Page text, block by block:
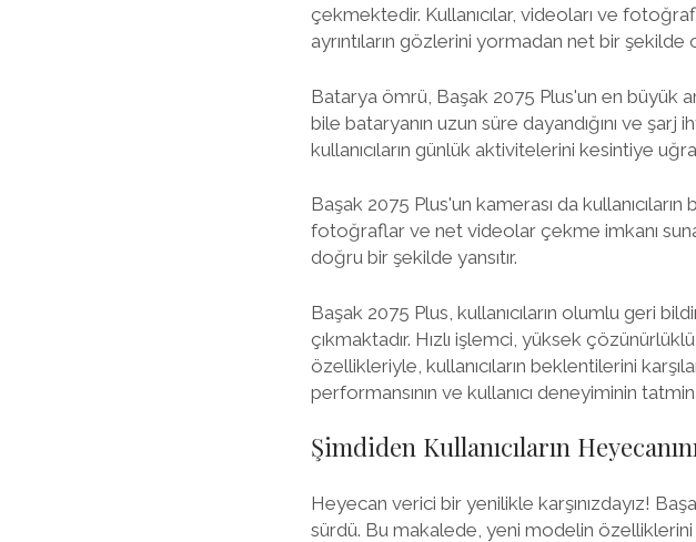
çekmektedir. Kullanıcılar, videoları ve
ayrıntıların gözlerini yormadan net bir şekilde
Batarya ömrü, Başak 2075 Plus'un en büyük
bile bataryanın uzun süre dayandığını ve
kullanıcıların günlük aktivitelerini kesintiye
Başak 2075 Plus'un kamerası da
fotoğraflar ve net videolar çekme imkanı
doğru bir şekilde yansıtır.
Başak 2075 Plus, kullanıcıların olumlu geri
çıkmaktadır. Hızlı işlemci, yüksek
özellikleriyle, kullanıcıların beklentilerini
performansının ve kullanıcı deneyiminin
Şimdiden Kullanıcıların
Heyecan verici bir yenilikle karşınızdayız!
sürdü. Bu makalede, yeni modelin özelliklerini